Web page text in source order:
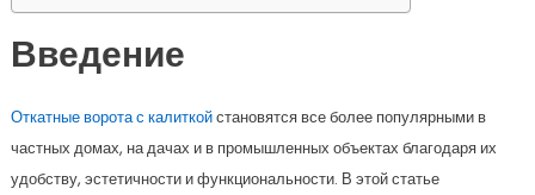
Введение
Откатные ворота с калиткойстановятся все более популярными в
частных домах, на дачах и в промышленных объектах благодаря их
удобству, эстетичности и функциональности. В этой статье